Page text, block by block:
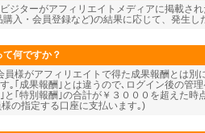
ジターがアフィリエイトメディアに掲載さ
購入・会員登録など)の結果に応じて、発生し
て何ですか？
員様がアフィリエイトで得た成果報酬とは
｡｢成果報酬｣とは違うので､ログイン後の管
と｢特別報酬｣の合計が￥３０００を超えた
の指定する口座に支払います｡)